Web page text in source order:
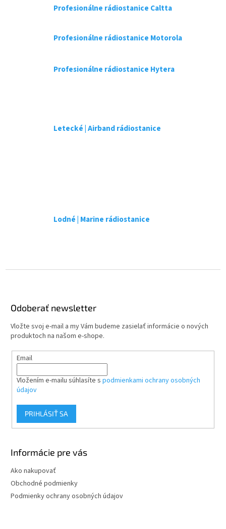
l
a
e
p
ý
Profesionálne rádiostanice Caltta
Profesionálne rádiostanice Motorola
Profesionálne rádiostanice Hytera
Letecké | Airband rádiostanice
Lodné | Marine rádiostanice
Odoberať newsletter
Vložte svoj e-mail a my Vám budeme zasielať informácie o nových
produktoch na našom e-shope.
Email
Vložením e-mailu súhlasíte s podmienkami ochrany osobných
údajov
PRIHLÁSIŤ SA
Informácie pre vás
Ako nakupovať
Obchodné podmienky
Podmienky ochrany osobných údajov